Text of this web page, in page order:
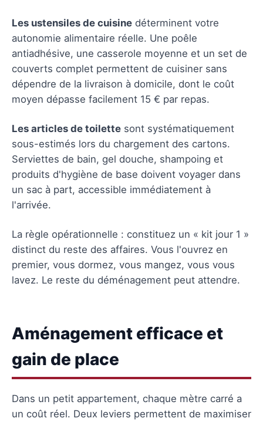
Les ustensiles de cuisine déterminent votre
autonomie alimentaire réelle. Une poêle
antiadhésive, une casserole moyenne et un set de
couverts complet permettent de cuisiner sans
dépendre de la livraison à domicile, dont le coût
moyen dépasse facilement 15 € par repas.
Les articles de toilette sont systématiquement
sous-estimés lors du chargement des cartons.
Serviettes de bain, gel douche, shampoing et
produits d'hygiène de base doivent voyager dans
un sac à part, accessible immédiatement à
l'arrivée.
La règle opérationnelle : constituez un « kit jour 1 »
distinct du reste des affaires. Vous l'ouvrez en
premier, vous dormez, vous mangez, vous vous
lavez. Le reste du déménagement peut attendre.
Aménagement efficace et
gain de place
Dans un petit appartement, chaque mètre carré a
un coût réel. Deux leviers permettent de maximiser